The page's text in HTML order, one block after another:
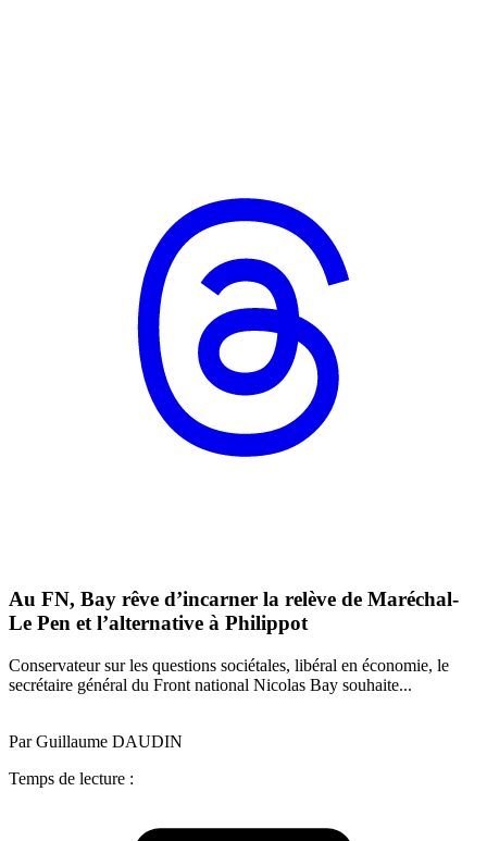
Au FN, Bay rêve d’incarner la relève de Maréchal-
Le Pen et l’alternative à Philippot
Conservateur sur les questions sociétales, libéral en économie, le
secrétaire général du Front national Nicolas Bay souhaite...
Par Guillaume DAUDIN
Temps de lecture :